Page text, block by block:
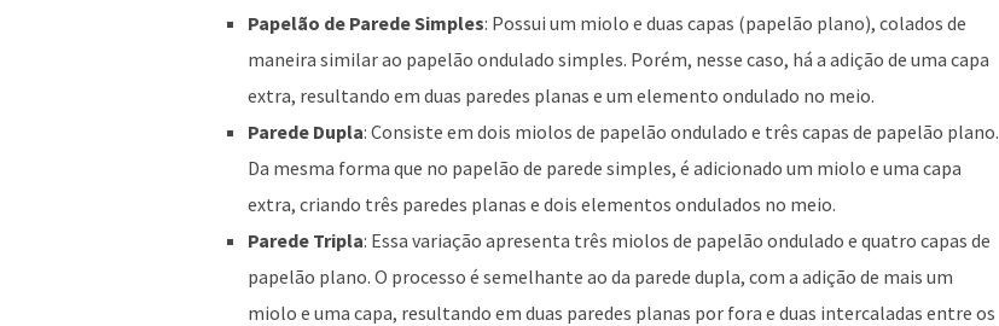
Papelão de Parede Simples: Possui um miolo e duas capas (papelão plano), colados de
maneira similar ao papelão ondulado simples. Porém, nesse caso, há a adição de uma capa
extra, resultando em duas paredes planas e um elemento ondulado no meio.
Parede Dupla: Consiste em dois miolos de papelão ondulado e três capas de papelão plano.
Da mesma forma que no papelão de parede simples, é adicionado um miolo e uma capa
extra, criando três paredes planas e dois elementos ondulados no meio.
Parede Tripla: Essa variação apresenta três miolos de papelão ondulado e quatro capas de
papelão plano. O processo é semelhante ao da parede dupla, com a adição de mais um
miolo e uma capa, resultando em duas paredes planas por fora e duas intercaladas entre os